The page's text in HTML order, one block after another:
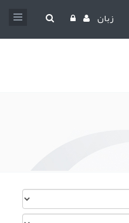
زبان